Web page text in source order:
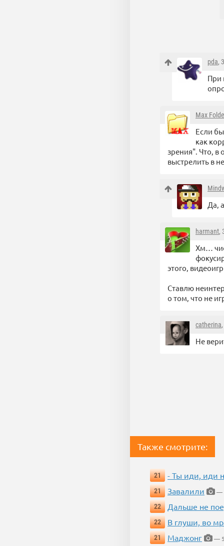
pda,
При
Max
Если
как
зрения". Что, в
выстрелить в
Да,
harmant,
Хм…
этого,
Ставлю
о том, что не
catherina
Не
Также смотрите:
21 - Ты иди, иди
21 Завалили
—
22
Дальше не
22 В глуши, во
21 Маджонг
— 5